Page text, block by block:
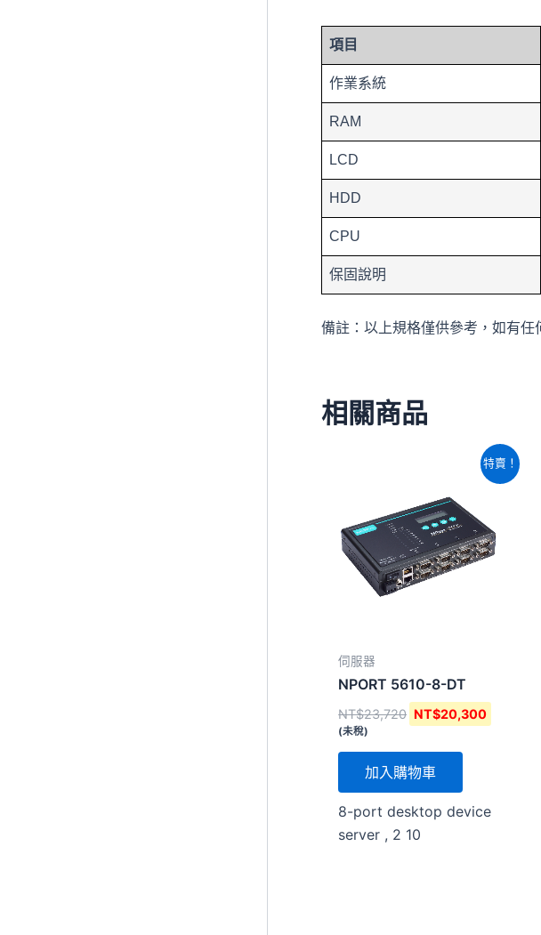
項目
作業系統
RAM
LCD
HDD
CPU
保固說明
備註：以上規格僅供參考，如有
相關商品
特賣！
伺服器
NPORT 5610-8-DT
NT$23,720
格：
NT$23,720。
NT$20,300
目
前
價
(未稅)
加入購物車
8-port desktop device
server , 2 10